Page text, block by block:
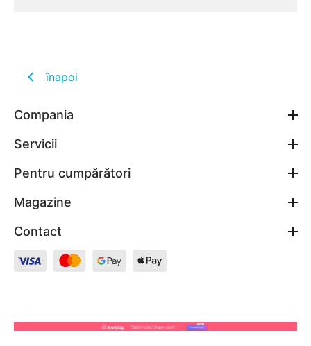
înapoi
Compania
Servicii
Pentru cumpărători
Magazine
Contact